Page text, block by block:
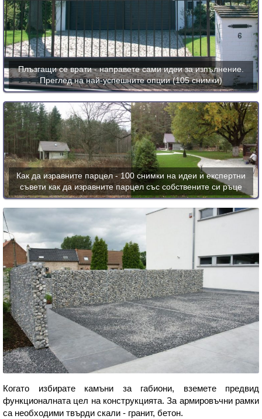
Плъзгащи се врати - направете сами идеи за изпълнение.
Преглед на най-успешните опции (105 снимки)
Как да изравните парцел - 100 снимки на идеи и експертни
съвети как да изравните парцел със собствените си ръце
Когато избирате камъни за габиони, вземете предвид
функционалната цел на конструкцията. За армировъчни рамки
са необходими твърди скали - гранит, бетон.